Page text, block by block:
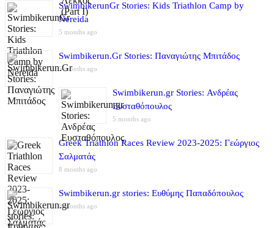
SwimbikerunGr Stories: Kids Triathlon Camp by
Nereida
5 months ago
Swimbikerun.Gr Stories: Παναγιώτης Μπιτάδος
5 months ago
Swimbikerun.gr Stories: Ανδρέας
Ευσταθόπουλος
5 months ago
Greek Triathlon Races Review 2023-2025: Γεώργιος
Σαλματάς
8 months ago
Swimbikerun.gr stories: Ευθύμης Παπαδόπουλος
8 months ago